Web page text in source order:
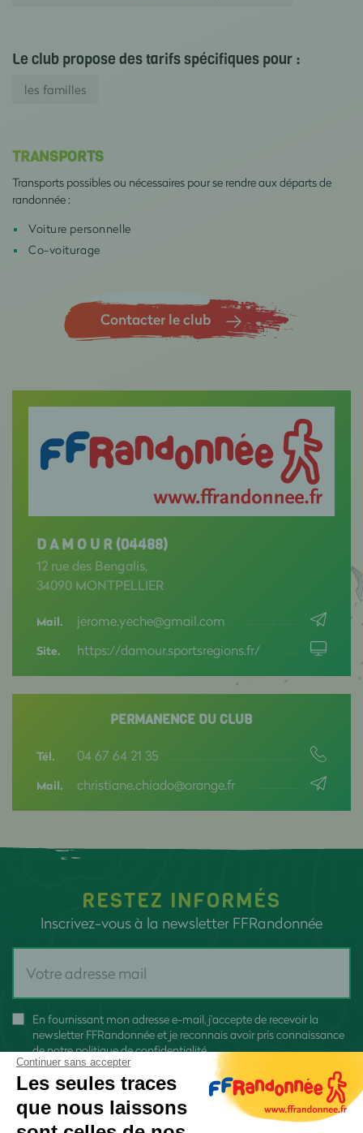
Le club propose des tarifs spécifiques pour :
les familles
TRANSPORTS
Transports possibles ou nécessaires pour se rendre aux départs de
randonnée :
Voiture personnelle
Co-voiturage
Contacter le club
D A M O U R (04488)
12 rue des Bengalis,
34090 MONTPELLIER
Mail. jerome.yeche@gmail.com
Site. https://damour.sportsregions.fr/
PERMANENCE DU CLUB
Tél. 04 67 64 21 35
Mail. christiane.chiado@orange.fr
RESTEZ INFORMÉS
Inscrivez-vous à la newsletter FFRandonnée
En fournissant mon adresse e-mail, j'accepte de recevoir la
newsletter FFRandonnée et je reconnais avoir pris connaissance
denotre politique de confidentialité
Continuer sans accepter
Les seules traces
que nous laissons